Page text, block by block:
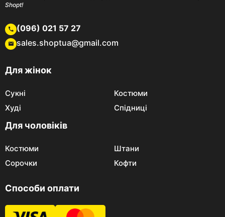
Shopt!
(096) 021 57 27
sales.shoptua@gmail.com
Для жінок
Сукні
Костюми
Худі
Спідниці
Для чоловіків
Костюми
Штани
Сорочки
Кофти
Способи оплати